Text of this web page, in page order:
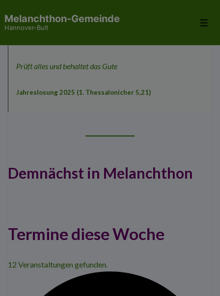
Zum
Melanchthon-Gemeinde
Hannover-Bult
Prüft alles und behaltet das Gute
Jahreslosung 2025 (1. Thessalonicher 5,21)
Demnächst in Melanchthon
Termine diese Woche
12 Veranstaltungen gefunden.